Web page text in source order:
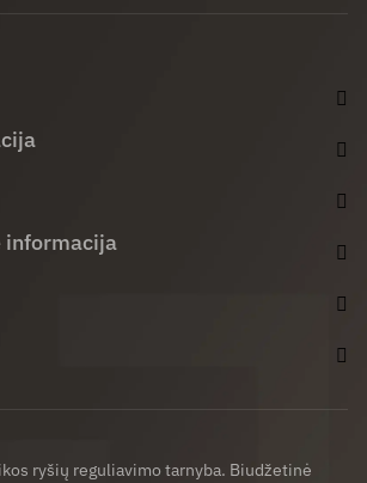
ryšių reguliavimo tarnyba. Biudžetinė